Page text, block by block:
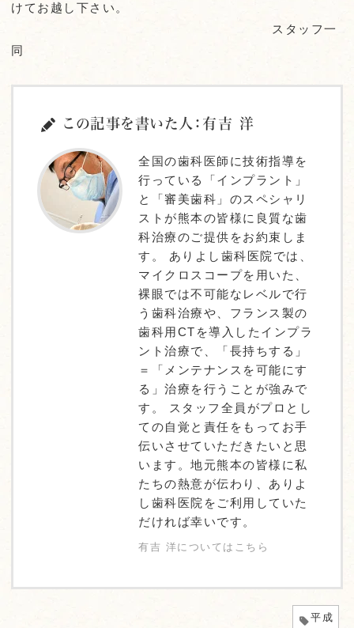
けてお越し下さい。
スタッフ一
同
この記事を書いた人：有吉 洋
全国の歯科医師に技術指導を
行っている「インプラント」
と「審美歯科」のスペシャリ
ストが熊本の皆様に良質な歯
科治療のご提供をお約束しま
す。 ありよし歯科医院では、
マイクロスコープを用いた、
裸眼では不可能なレベルで行
う歯科治療や、フランス製の
歯科用CTを導入したインプラ
ント治療で、「長持ちする」
＝「メンテナンスを可能にす
る」治療を行うことが強みで
す。 スタッフ全員がプロとし
ての自覚と責任をもってお手
伝いさせていただきたいと思
います。地元熊本の皆様に私
たちの熱意が伝わり、ありよ
し歯科医院をご利用していた
だければ幸いです。
有吉 洋についてはこちら
平成